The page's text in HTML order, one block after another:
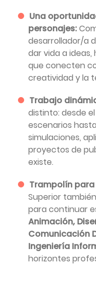
Una
personajes:
desarrollador/a
dar vida a ideas,
que conecten
creatividad y la
Trabajo
distinto: desde
escenarios
simulaciones,
proyectos de
existe.
Trampolín
Superior
para continuar
Animación,
Comunicación
Ingeniería
horizontes